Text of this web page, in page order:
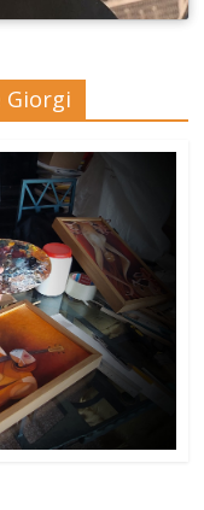
Giorgi